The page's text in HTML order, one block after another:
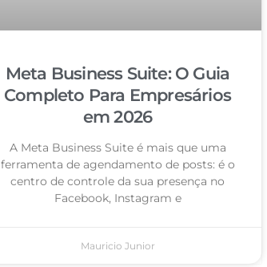
Meta Business Suite: O Guia
Completo Para Empresários
em 2026
A Meta Business Suite é mais que uma
ferramenta de agendamento de posts: é o
centro de controle da sua presença no
Facebook, Instagram e
Mauricio Junior